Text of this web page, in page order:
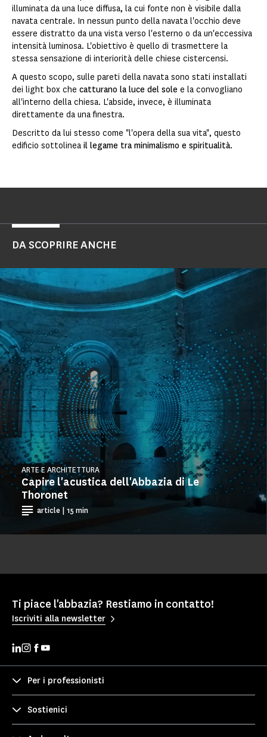
illuminata da una luce diffusa, la cui fonte non è visibile dalla
navata centrale. In nessun punto della navata l'occhio deve
essere distratto da una vista verso l'esterno o da un'eccessiva
intensità luminosa. L'obiettivo è quello di trasmettere la
stessa sensazione di interiorità delle chiese cistercensi.
A questo scopo, sulle pareti della navata sono stati installati
dei light box che catturano la luce del sole e la convogliano
all'interno della chiesa. L'abside, invece, è illuminata
direttamente da una finestra.
Descritto da lui stesso come "l'opera della sua vita", questo
edificio sottolinea il legame tra minimalismo e spiritualità.
DA SCOPRIRE ANCHE
Capire l'acustica dell'Abbazia di Le
Thoronet
ARTE E ARCHITETTURA
article | 15 min
Ti piace l'abbazia? Restiamo in contatto!
Iscriviti alla newsletter
Per i professionisti
Sostienici